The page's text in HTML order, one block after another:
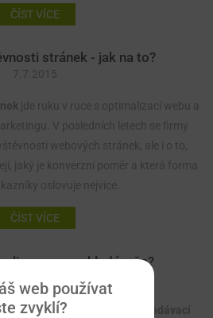
ČÍST VÍCE
stránek - jak na to?
7.7.2015
jde ruku v ruce s optimalizací webu a
V posledních letech se firmy
webových stránek, ale i o to,
jaký je konverzní poměr a která forma
oslovuje nejvíce.
ČÍST VÍCE
pro vyhledávače?
co jsou a jak vlastně vyhledávací
web používat
zvyklí?